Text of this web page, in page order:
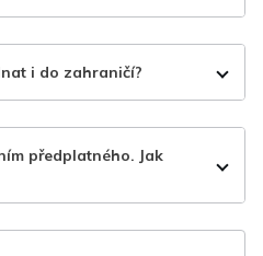
i do zahraničí?
předplatného. Jak